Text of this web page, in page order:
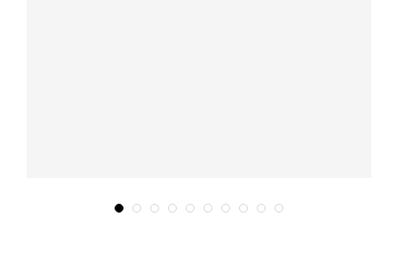
listopad 29, 2025